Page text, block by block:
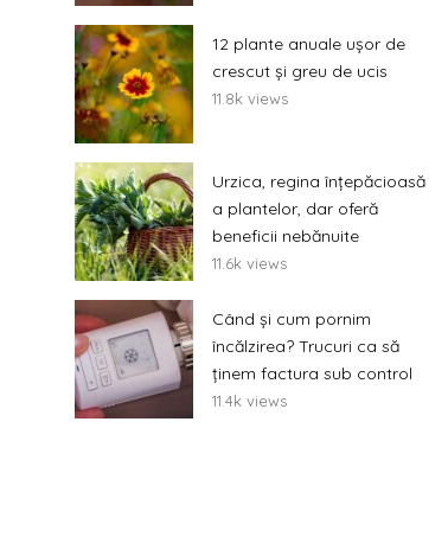
12 plante anuale ușor de
crescut și greu de ucis
11.8k views
Urzica, regina înțepăcioasă
a plantelor, dar oferă
beneficii nebănuite
11.6k views
Când și cum pornim
încălzirea? Trucuri ca să
ținem factura sub control
11.4k views